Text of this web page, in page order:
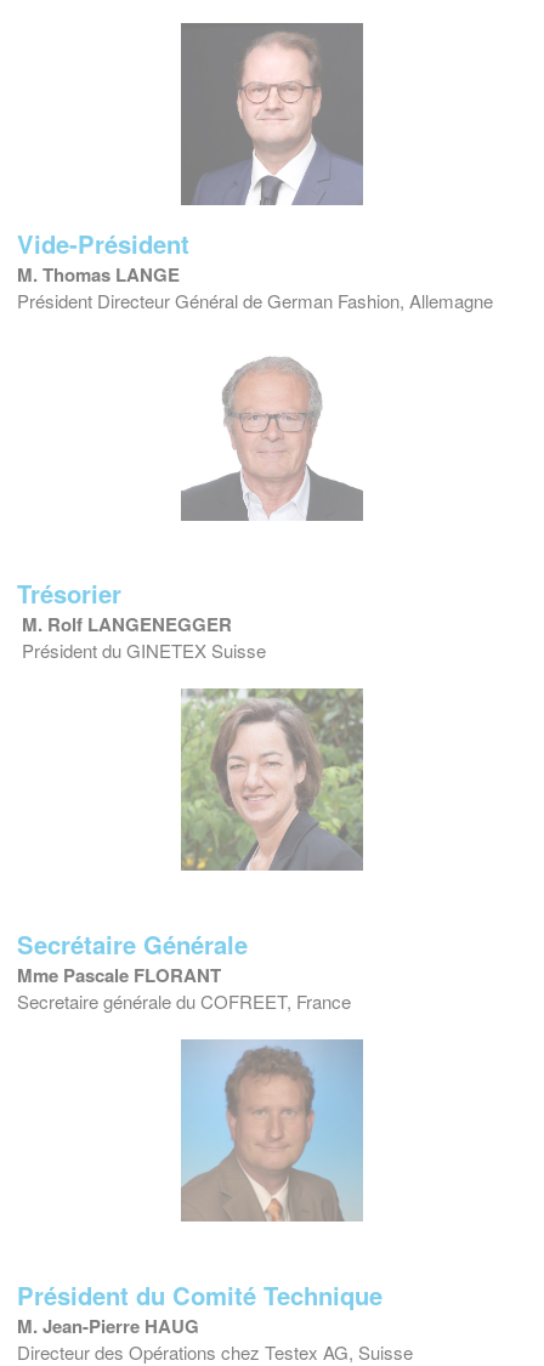
Vide-Président
M. Thomas LANGE
Président Directeur Général de German Fashion, Allemagne
Trésorier
M. Rolf LANGENEGGER
Président du GINETEX Suisse
Secrétaire Générale
Mme Pascale FLORANT
Secretaire générale du COFREET, France
Président du Comité Technique
M. Jean-Pierre HAUG
Directeur des Opérations chez Testex AG, Suisse